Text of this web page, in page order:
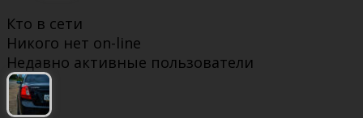
Кто в сети
Никого нет on-line
Недавно активные пользователи